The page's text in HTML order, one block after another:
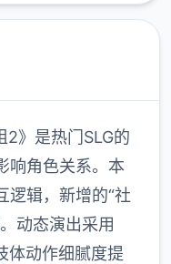
2》是热门SLG的
响角色关系。本
逻辑，新增的“社
动态演出采用
体动作细腻度提